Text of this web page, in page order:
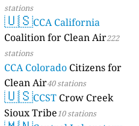
stations
🇺🇸CCA California
Coalition for Clean Air222
stations
CCA Colorado Citizens for
Clean Air40 stations
🇺🇸CCST Crow Creek
Sioux Tribe10 stations